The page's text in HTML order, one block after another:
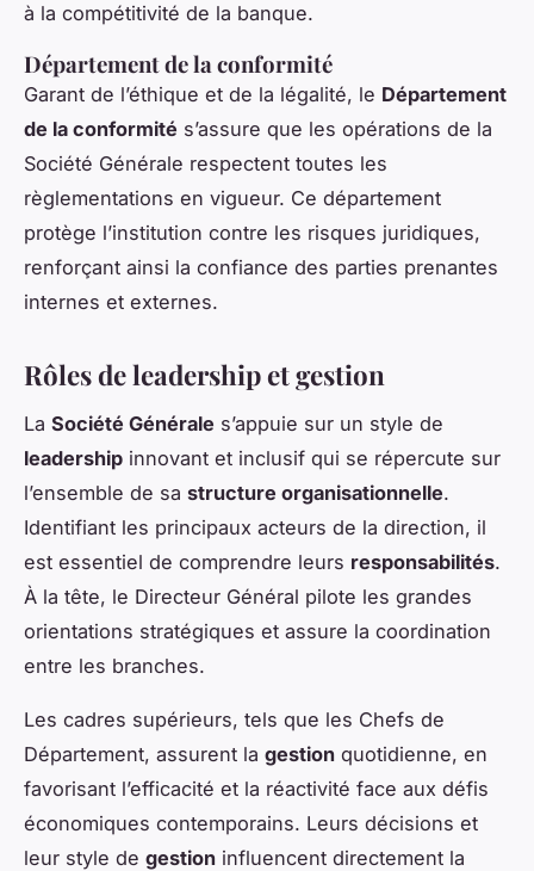
à la compétitivité de la banque.
Département de la conformité
Garant de l’éthique et de la légalité, le Département
de la conformité s’assure que les opérations de la
Société Générale respectent toutes les
règlementations en vigueur. Ce département
protège l’institution contre les risques juridiques,
renforçant ainsi la confiance des parties prenantes
internes et externes.
Rôles de leadership et gestion
La Société Générale s’appuie sur un style de
leadership innovant et inclusif qui se répercute sur
l’ensemble de sa structure organisationnelle.
Identifiant les principaux acteurs de la direction, il
est essentiel de comprendre leurs responsabilités.
À la tête, le Directeur Général pilote les grandes
orientations stratégiques et assure la coordination
entre les branches.
Les cadres supérieurs, tels que les Chefs de
Département, assurent la gestion quotidienne, en
favorisant l’efficacité et la réactivité face aux défis
économiques contemporains. Leurs décisions et
leur style de gestion influencent directement la